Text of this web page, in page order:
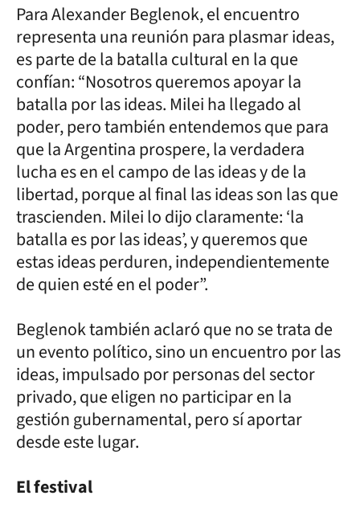
Para Alexander Beglenok, el encuentro
representa una reunión para plasmar ideas,
es parte de la batalla cultural en la que
confían: “Nosotros queremos apoyar la
batalla por las ideas. Milei ha llegado al
poder, pero también entendemos que para
que la Argentina prospere, la verdadera
lucha es en el campo de las ideas y de la
libertad, porque al final las ideas son las que
trascienden. Milei lo dijo claramente: ‘la
batalla es por las ideas’, y queremos que
estas ideas perduren, independientemente
de quien esté en el poder”.
Beglenok también aclaró que no se trata de
un evento político, sino un encuentro por las
ideas, impulsado por personas del sector
privado, que eligen no participar en la
gestión gubernamental, pero sí aportar
desde este lugar.
El festival